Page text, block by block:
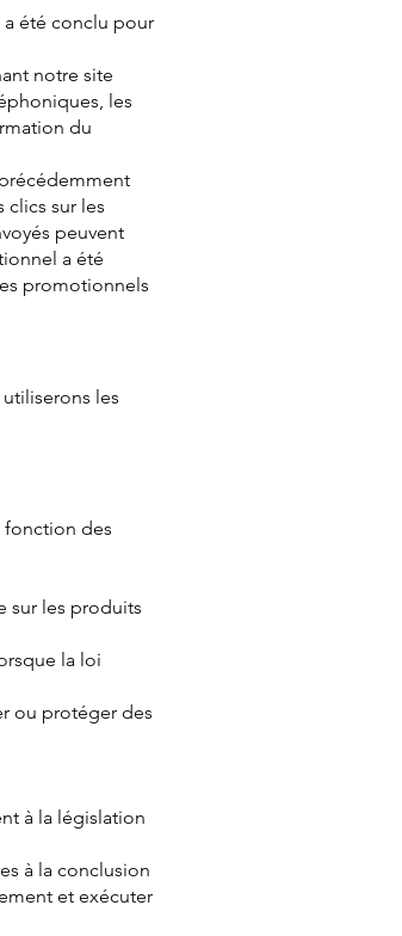
a été conclu pour
notre site
les
du
sur les
peuvent
a été
promotionnels
les
fonction des
sur les produits
la loi
ou protéger des
à la législation
à la conclusion
et exécuter